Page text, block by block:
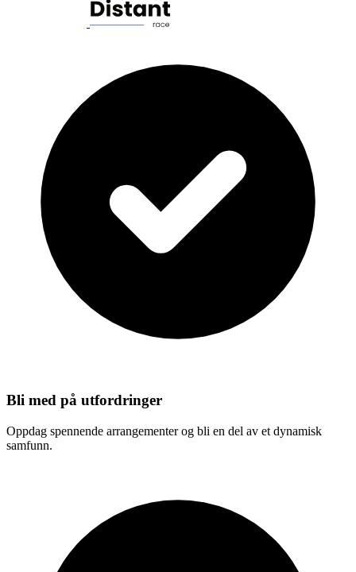
Bli med på utfordringer
Oppdag spennende arrangementer og bli en del av et dynamisk
samfunn.